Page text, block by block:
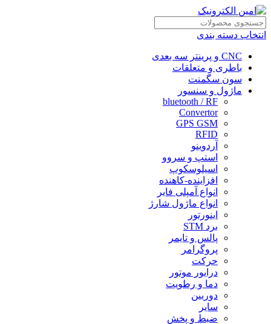
انتخاب دسته بندی
CNC و پرینتر سه بعدی
باطری و متعلقات
سون سگمنت
ماژول و سنسور
bluetooth / RF
Convertor
GPS GSM
RFID
آردوینو
استپ و سروو
اسیلوسکوپ
افزاینده-کاهنده
انواع آمپلی فایر
انواع ماژول شارژ
اینورتور
برد STM
پالس و تایمر
پروگرامر
حرکت
درایور موتور
دما و رطویت
دوربین
سایر
ضبط و پخش